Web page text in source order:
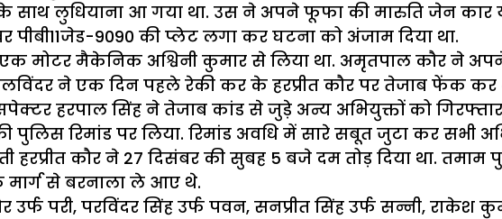
के साथ लुधियाना आ गया था. उस ने अपने फूफा की मारुति जेन कार
9090 की प्लेट लगा कर घटना को अंजाम दिया था.
मोटर मैकेनिक अश्विनी कुमार से लिया था. अमृतपाल कौर ने
ने एक दिन पहले रेकी कर के हरप्रीत कौर पर तेजाब फेंक कर
हरपाल सिंह ने तेजाब कांड से जुड़े अन्य अभियुक्तों को
रिमांड पर लिया. रिमांड अवधि में सारे सबूत जुटा कर
कौर ने 27 दिसंबर की सुबह 5 बजे दम तोड़ दिया था.
मार्ग से बरनाला ले आए थे.
परी, परविंदर सिंह उर्फ पवन, सनप्रीत सिंह उर्फ सन्नी, राकेश